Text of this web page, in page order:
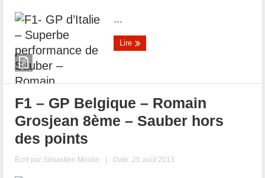
...
Lire
F1 – GP Belgique – Romain
Grosjean 8ème – Sauber hors
des points
Écrit par Sébastien Moulin | Date: 25 août 2013